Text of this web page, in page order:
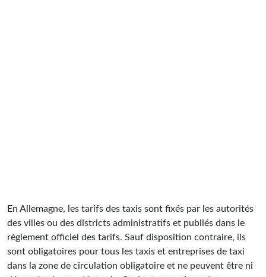
En Allemagne, les tarifs des taxis sont fixés par les autorités
des villes ou des districts administratifs et publiés dans le
règlement officiel des tarifs. Sauf disposition contraire, ils
sont obligatoires pour tous les taxis et entreprises de taxi
dans la zone de circulation obligatoire et ne peuvent être ni